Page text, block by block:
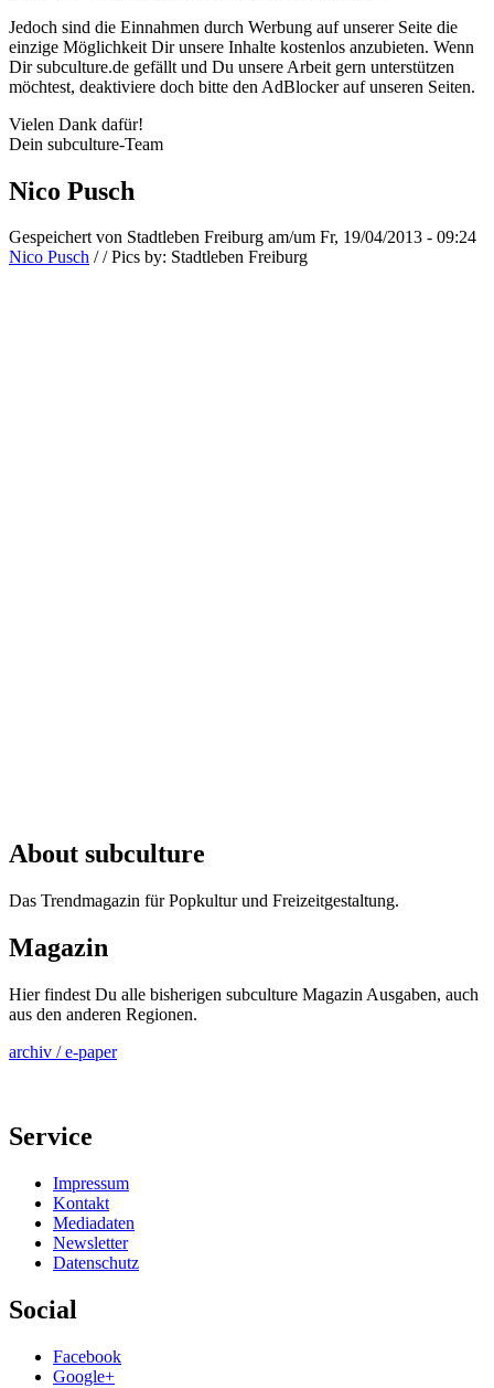
Jedoch sind die Einnahmen durch Werbung auf unserer Seite die
einzige Möglichkeit Dir unsere Inhalte kostenlos anzubieten. Wenn
Dir subculture.de gefällt und Du unsere Arbeit gern unterstützen
möchtest, deaktiviere doch bitte den AdBlocker auf unseren Seiten.
Vielen Dank dafür!
Dein subculture-Team
Nico Pusch
Gespeichert von Stadtleben Freiburg am/um Fr, 19/04/2013 - 09:24
Nico Pusch //Pics by: Stadtleben Freiburg
About subculture
Das Trendmagazin für Popkultur und Freizeitgestaltung.
Magazin
Hier findest Du alle bisherigen subculture Magazin Ausgaben, auch
aus den anderen Regionen.
archiv / e-paper
Service
Impressum
Kontakt
Mediadaten
Newsletter
Datenschutz
Social
Facebook
Google+